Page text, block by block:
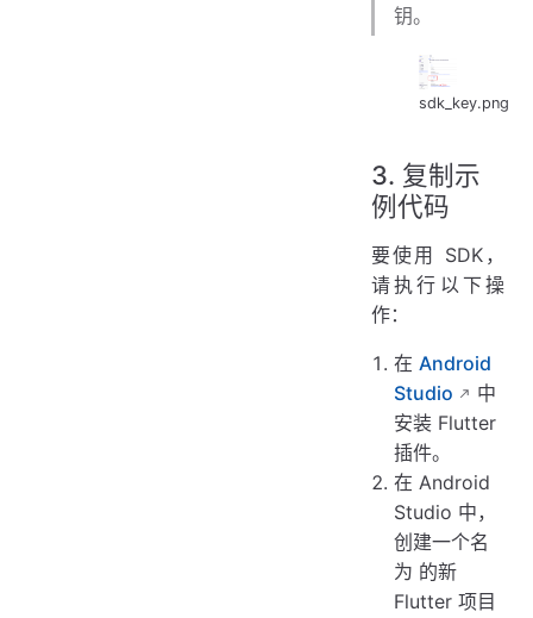
钥。
sdk_key.png
3. 复制示
例代码
要使用 SDK，
请执行以下操
作：
在Android
Studio
中
安装 Flutter
插件。
在 Android
Studio 中，
创建一个名
为 的新
Flutter 项目